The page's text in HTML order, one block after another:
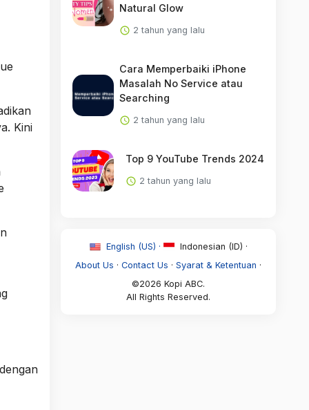
Kini
Natural Glow
2 tahun yang lalu
Cara Memperbaiki iPhone
Masalah No Service atau
Searching
2 tahun yang lalu
Top 9 YouTube Trends 2024
2 tahun yang lalu
English (US) ·
Indonesian (ID) ·
About Us · Contact Us · Syarat & Ketentuan ·
©2026 Kopi ABC.
All Rights Reserved.